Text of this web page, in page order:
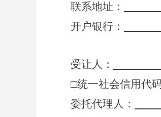
联系地址：
开户银行：
受让人：
□统一社会信用代码
委托代理人：